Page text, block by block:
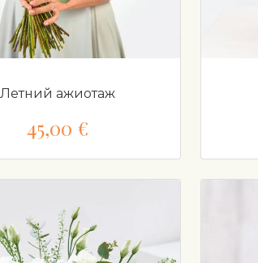
Летний ажиотаж
45,00 €